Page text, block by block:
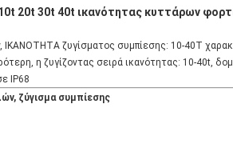
20t 30t 40t ικανότητας κυττάρων
ζυγίσματος συμπίεσης: 10-40T
η ζυγίζοντας σειρά ικανότητας: 10-40t,
IP68
ζύγισμα συμπίεσης